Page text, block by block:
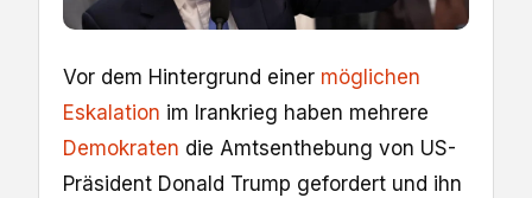
Vor dem Hintergrund einer möglichen
Eskalation im Irankrieg haben mehrere
Demokraten die Amtsenthebung von US-
Präsident Donald Trump gefordert und ihn